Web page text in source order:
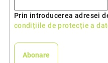
Prin introducerea adresei
condițiile de protecție a
Abonare